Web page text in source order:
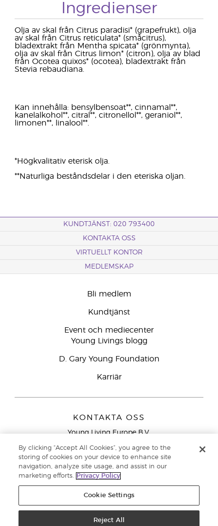
Ingredienser
Olja av skal från Citrus paradisi* (grapefrukt), olja
av skal från Citrus reticulata* (småcitrus),
bladextrakt från Mentha spicata* (grönmynta),
olja av skal från Citrus limon* (citron), olja av blad
från Ocotea quixos* (ocotea), bladextrakt från
Stevia rebaudiana.
Kan innehålla: bensylbensoat**, cinnamal**,
kanelalkohol**, citral**, citronellol**, geraniol**,
limonen**, linalool**.
*Högkvalitativ eterisk olja.
**Naturliga beståndsdelar i den eteriska oljan.
KUNDTJÄNST: 020 793400
KONTAKTA OSS
VIRTUELLT KONTOR
MEDLEMSKAP
Bli medlem
Kundtjänst
Event och mediecenter
Young Livings blogg
D. Gary Young Foundation
Karriär
KONTAKTA OSS
Young Living Europe B.V.
9727 AJ Groningen
Nederländerna
Kundtjänst – Avgiftsfritt lokalsamtal (ej från
mobiltelefon):020 793400
Sekretess
By clicking “Accept All Cookies”, you agree to the
storing of cookies on your device to enhance site
navigation, analyze site usage, and assist in our
marketing efforts.
Privacy Policy
Cookie Settings
Reject All